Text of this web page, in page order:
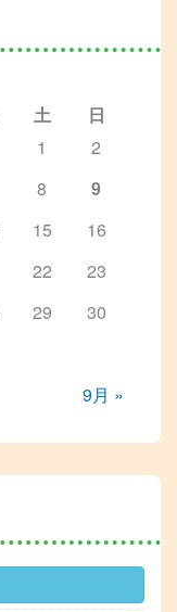
土
日
1
2
8
9
15
16
22
23
29
30
9月 »